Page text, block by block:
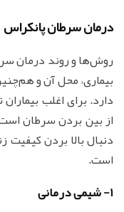
درمان سرطان پانکراس
روش‌ها و روند درمان
بیماری، محل آن و
دارد. برای اغلب
از بین بردن سرطان
دنبال بالا بردن کیفیت
است.
1- شیمی درمانی